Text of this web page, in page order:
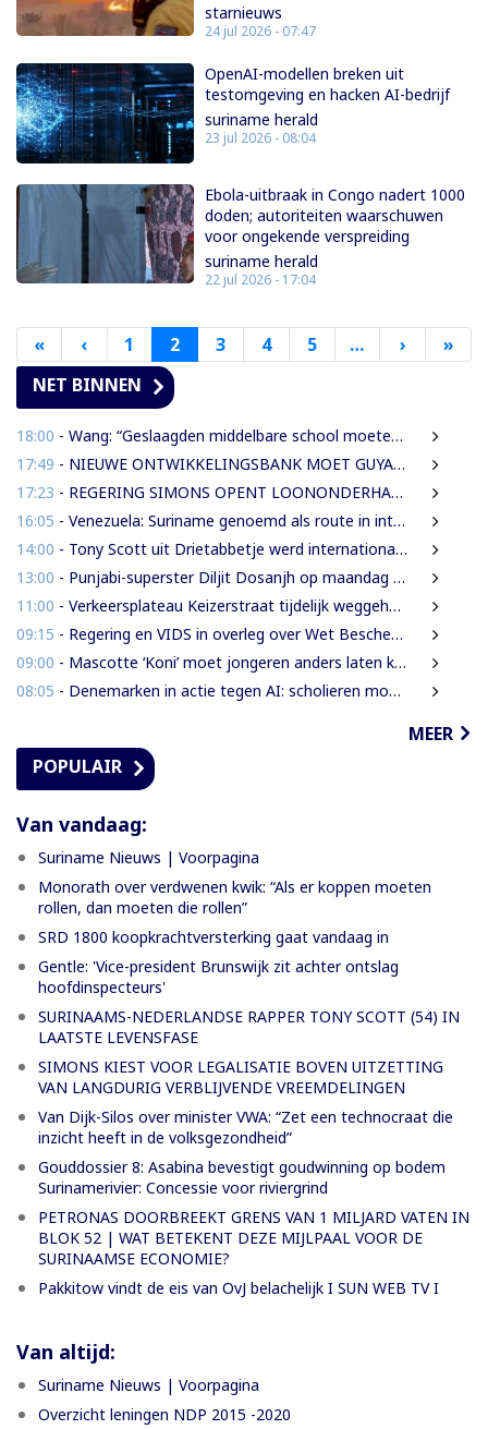
starnieuws
24 jul 2026 - 07:47
OpenAI-modellen breken uit
testomgeving en hacken AI-bedrijf
suriname herald
23 jul 2026 - 08:04
Ebola-uitbraak in Congo nadert 1000
doden; autoriteiten waarschuwen
voor ongekende verspreiding
suriname herald
22 jul 2026 - 17:04
«Eerste
pagina
‹ Vorige
pagina
1 2 3 4 5 … › Volgende
pagina
»
NET BINNEN
18:00 - Wang: “Geslaagden middelbare school moeten 450 SRD betalen om diploma te ontvangen”
17:49 - NIEUWE ONTWIKKELINGSBANK MOET GUYANESE BEDRIJVEN KLAARSTOMEN OM BUITENLANDSE BEDRIJVEN TE VERVANGEN
17:23 - REGERING SIMONS OPENT LOONONDERHANDELINGEN MET OVERHEIDSVAKBONDEN NA LICHTE FINANCIËLE ADEMRUIMTE
16:05 - Venezuela: Suriname genoemd als route in internationale cocaïnesmokkel naar Europa
14:00 - Tony Scott uit Drietabbetje werd internationaal bekend door zijn hiphouse muziek
13:00 - Punjabi-superster Diljit Dosanjh op maandag 7 september in Ziggo Dome
11:00 - Verkeersplateau Keizerstraat tijdelijk weggehaald vanwege chaos rond Domineestraat
09:15 - Regering en VIDS in overleg over Wet Bescherming Woon- en Leefgebieden
09:00 - Mascotte ‘Koni’ moet jongeren anders laten kijken naar Surinaamse houtsector
08:05 - Denemarken in actie tegen AI: scholieren moeten extra mondelinge examens doen
MEER
POPULAIR
Van vandaag:
Suriname Nieuws | Voorpagina
Monorath over verdwenen kwik: “Als er koppen moeten
rollen, dan moeten die rollen”
SRD 1800 koopkrachtversterking gaat vandaag in
Gentle: 'Vice-president Brunswijk zit achter ontslag
hoofdinspecteurs'
SURINAAMS-NEDERLANDSE RAPPER TONY SCOTT (54) IN
LAATSTE LEVENSFASE
SIMONS KIEST VOOR LEGALISATIE BOVEN UITZETTING
VAN LANGDURIG VERBLIJVENDE VREEMDELINGEN
Van Dijk-Silos over minister VWA: “Zet een technocraat die
inzicht heeft in de volksgezondheid”
Gouddossier 8: Asabina bevestigt goudwinning op bodem
Surinamerivier: Concessie voor riviergrind
PETRONAS DOORBREEKT GRENS VAN 1 MILJARD VATEN IN
BLOK 52 | WAT BETEKENT DEZE MIJLPAAL VOOR DE
SURINAAMSE ECONOMIE?
Pakkitow vindt de eis van OvJ belachelijk I SUN WEB TV I
Van altijd:
Suriname Nieuws | Voorpagina
Overzicht leningen NDP 2015 -2020